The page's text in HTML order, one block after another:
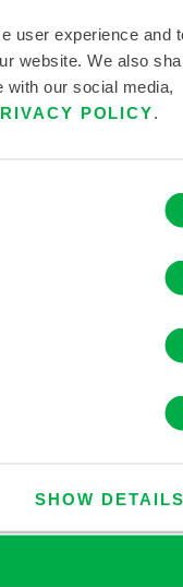
user experience and
website. We also
with our social media,
POLICY.
SHOW
CHINA, ASIEN.